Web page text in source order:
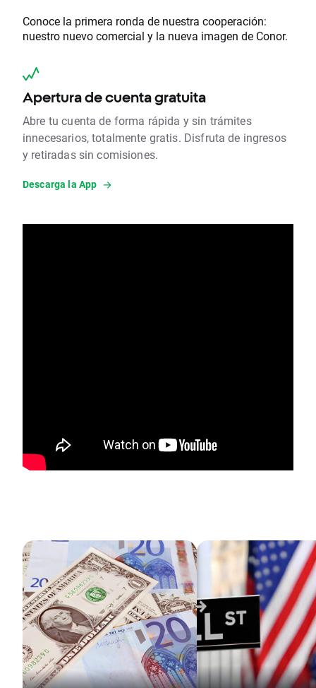
Conoce la primera ronda de nuestra cooperación:
nuestro nuevo comercial y la nueva imagen de Conor.
Apertura de cuenta gratuita
Abre tu cuenta de forma rápida y sin trámites
innecesarios, totalmente gratis. Disfruta de ingresos
y retiradas sin comisiones.
Descarga la App